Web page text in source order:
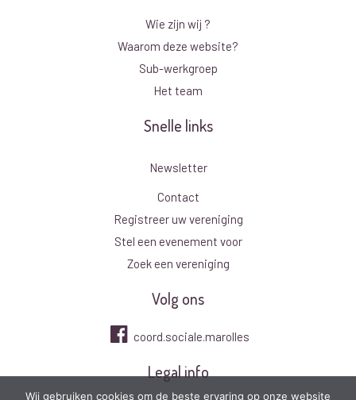
Wie zijn wij ?
Waarom deze website?
Sub-werkgroep
Het team
Snelle links
Newsletter
Contact
Registreer uw vereniging
Stel een evenement voor
Zoek een vereniging
Volg ons
coord.sociale.marolles
Legal info
Wij gebruiken cookies om de beste ervaring op onze website